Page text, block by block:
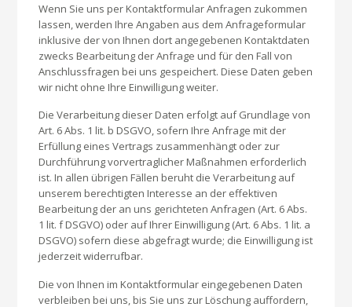
Wenn Sie uns per Kontaktformular Anfragen zukommen
lassen, werden Ihre Angaben aus dem Anfrageformular
inklusive der von Ihnen dort angegebenen Kontaktdaten
zwecks Bearbeitung der Anfrage und für den Fall von
Anschlussfragen bei uns gespeichert. Diese Daten geben
wir nicht ohne Ihre Einwilligung weiter.
Die Verarbeitung dieser Daten erfolgt auf Grundlage von
Art. 6 Abs. 1 lit. b DSGVO, sofern Ihre Anfrage mit der
Erfüllung eines Vertrags zusammenhängt oder zur
Durchführung vorvertraglicher Maßnahmen erforderlich
ist. In allen übrigen Fällen beruht die Verarbeitung auf
unserem berechtigten Interesse an der effektiven
Bearbeitung der an uns gerichteten Anfragen (Art. 6 Abs.
1 lit. f DSGVO) oder auf Ihrer Einwilligung (Art. 6 Abs. 1 lit. a
DSGVO) sofern diese abgefragt wurde; die Einwilligung ist
jederzeit widerrufbar.
Die von Ihnen im Kontaktformular eingegebenen Daten
verbleiben bei uns, bis Sie uns zur Löschung auffordern,